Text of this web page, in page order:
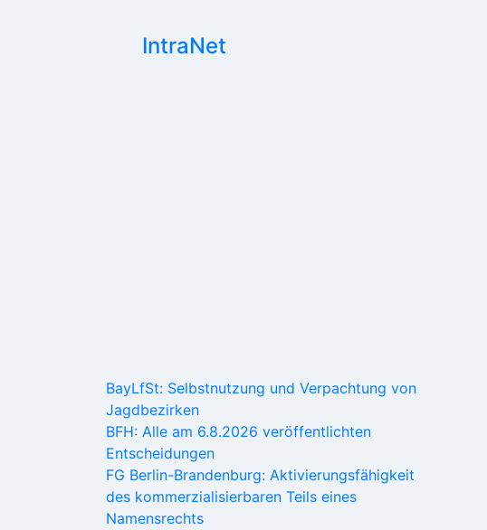
IntraNet
BayLfSt: Selbstnutzung und Verpachtung von
Jagdbezirken
BFH: Alle am 6.8.2026 veröffentlichten
Entscheidungen
FG Berlin-Brandenburg: Aktivierungsfähigkeit
des kommerzialisierbaren Teils eines
Namensrechts